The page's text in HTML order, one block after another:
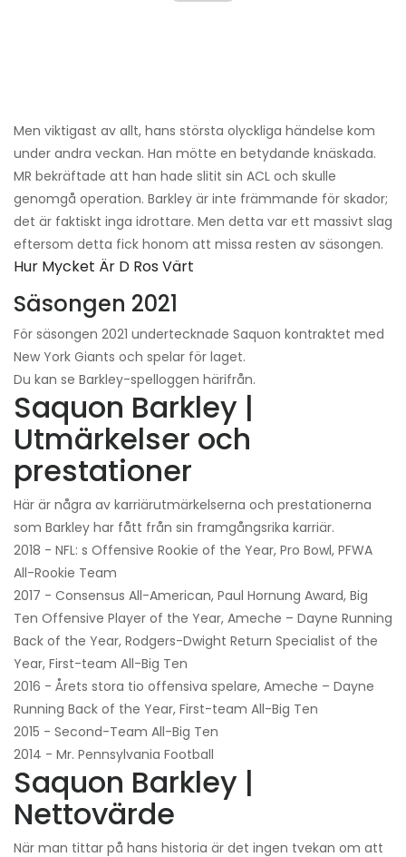
Men viktigast av allt, hans största olyckliga händelse kom
under andra veckan. Han mötte en betydande knäskada.
MR bekräftade att han hade slitit sin ACL och skulle
genomgå operation. Barkley är inte främmande för skador;
det är faktiskt inga idrottare. Men detta var ett massivt slag
eftersom detta fick honom att missa resten av säsongen.
Hur Mycket Är D Ros Värt
Säsongen 2021
För säsongen 2021 undertecknade Saquon kontraktet med
New York Giants och spelar för laget.
Du kan se Barkley-spelloggen härifrån.
Saquon Barkley |
Utmärkelser och
prestationer
Här är några av karriärutmärkelserna och prestationerna
som Barkley har fått från sin framgångsrika karriär.
2018 - NFL: s Offensive Rookie of the Year, Pro Bowl, PFWA
All-Rookie Team
2017 - Consensus All-American, Paul Hornung Award, Big
Ten Offensive Player of the Year, Ameche – Dayne Running
Back of the Year, Rodgers-Dwight Return Specialist of the
Year, First-team All-Big Ten
2016 - Årets stora tio offensiva spelare, Ameche – Dayne
Running Back of the Year, First-team All-Big Ten
2015 - Second-Team All-Big Ten
2014 - Mr. Pennsylvania Football
Saquon Barkley |
Nettovärde
När man tittar på hans historia är det ingen tvekan om att